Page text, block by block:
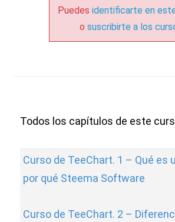
Puedes identificarte en
o suscribirte a los
Todos los capítulos de este
Curso de TeeChart. 1 – Qué es
por qué Steema Software
Curso de TeeChart. 2 –